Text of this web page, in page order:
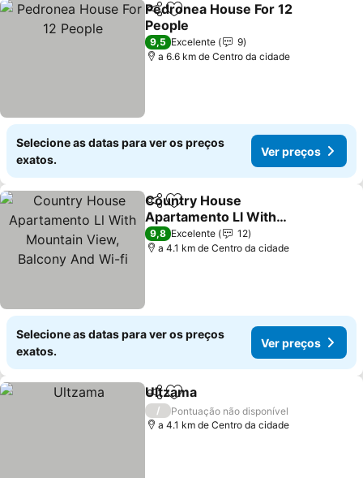
PartilharAdicionar aos favoritos
Pedronea House For 12
People
Ver preços
9,5 Excelente
9
a 6.6 km de Centro da cidade
Selecione as datas para ver os preços
exatos.
Ver preços
PartilharAdicionar aos favoritos
Country House
Apartamento Ll With
Mountain View, Balcony
And Wi-fi
Ver preços
9,8 Excelente
12
a 4.1 km de Centro da cidade
Selecione as datas para ver os preços
exatos.
Ver preços
PartilharAdicionar aos favoritos
Ultzama
/
Pontuação não disponível
a 4.1 km de Centro da cidade